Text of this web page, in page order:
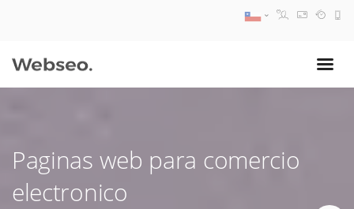
Paginas web para comercio
electronico
09:30 AM A 18:30 PM
soporte@webseo.cl